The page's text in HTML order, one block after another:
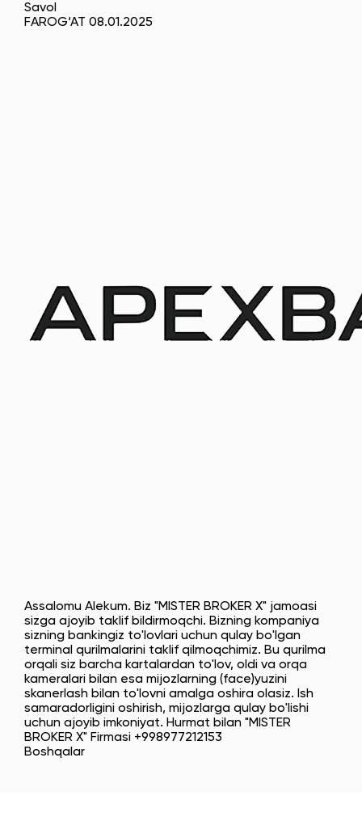
Savol
FAROG‘AT 08.01.2025
Assalomu Alekum. Biz "MISTER BROKER X" jamoasi
sizga ajoyib taklif bildirmoqchi. Bizning kompaniya
sizning bankingiz to'lovlari uchun qulay bo'lgan
terminal qurilmalarini taklif qilmoqchimiz. Bu qurilma
orqali siz barcha kartalardan to'lov, oldi va orqa
kameralari bilan esa mijozlarning (face)yuzini
skanerlash bilan to'lovni amalga oshira olasiz. Ish
samaradorligini oshirish, mijozlarga qulay bo'lishi
uchun ajoyib imkoniyat. Hurmat bilan "MISTER
BROKER X" Firmasi +998977212153
Boshqalar